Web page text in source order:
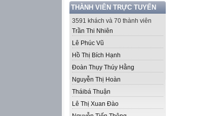
THÀNH VIÊN TRỰC TUYẾN
3591 khách và 70 thành viên
Trần Thi Nhiên
Lê Phúc Vũ
Hồ Thị Bích Hạnh
Đoàn Thụy Thúy Hằng
Nguyễn Thị Hoàn
Tháibá Thuận
Lê Thị Xuan Đào